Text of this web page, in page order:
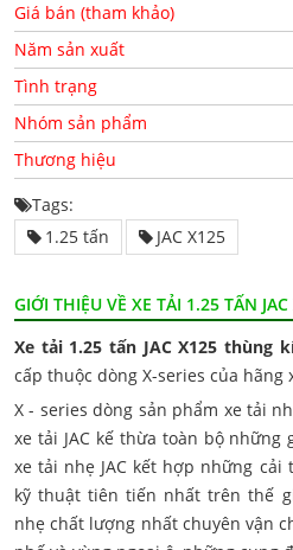
Giá bán (tham khảo)
Năm sản xuất
Tình trạng
Nhóm sản phẩm
Thương hiệu
Tags:
1.25 tấn
JAC X125
GIỚI THIỆU VỀ XE TẢI 1.25 TẤN
Xe tải 1.25 tấn JAC X125 thùng
cấp thuộc dòng X-series của hãng
X - series dòng sản phẩm xe tải
xe tải JAC kế thừa toàn bộ
xe tải nhẹ JAC kết hợp những
kỹ thuật tiên tiến nhất trên thế
nhẹ chất lượng nhất chuyên vận